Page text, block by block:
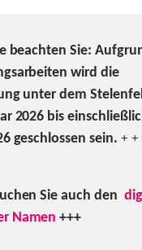
beachten Sie:
wird die
unter dem
2026 bis
geschlossen sein. + +
Sie auch den
Namen +++